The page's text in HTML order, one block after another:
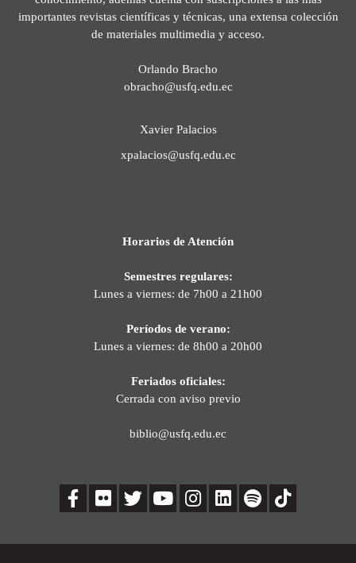
importantes revistas científicas y técnicas, una extensa colección
de materiales multimedia y acceso.
Orlando Bracho
obracho@usfq.edu.ec
Xavier Palacios
xpalacios@usfq.edu.ec
Horarios de Atención
Semestres regulares:
Lunes a viernes: de 7h00 a 21h00
Períodos de verano:
Lunes a viernes: de 8h00 a 20h00
Feriados oficiales:
Cerrada con aviso previo
biblio@usfq.edu.ec